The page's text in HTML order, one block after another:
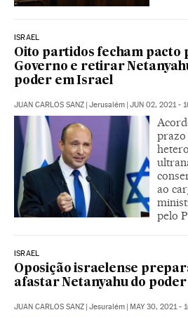
ISRAEL
Oito partidos fecham pacto
Governo e retirar
poder em Israel
JUAN CARLOS SANZ | Jerusalém | JUN 02, 2021 -
prazo
ao
pelo
ISRAEL
Oposição israelense
afastar Netanyahu do poder
JUAN CARLOS SANZ | Jesuralém | MAY 30, 2021 -